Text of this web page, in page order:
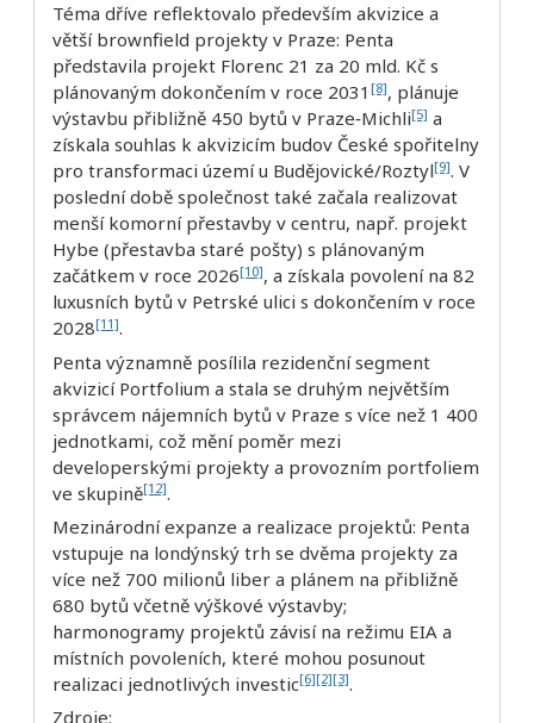
Téma dříve reflektovalo především akvizice a
větší brownfield projekty v Praze: Penta
představila projekt Florenc 21 za 20 mld. Kč s
plánovaným dokončením v roce 2031 [8], plánuje
výstavbu přibližně 450 bytů v Praze‑Michli[5] a
získala souhlas k akvizicím budov České spořitelny
pro transformaci území u Budějovické/Roztyl[9]. V
poslední době společnost také začala realizovat
menší komorní přestavby v centru, např. projekt
Hybe (přestavba staré pošty) s plánovaným
začátkem v roce 2026[10], a získala povolení na 82
luxusních bytů v Petrské ulici s dokončením v roce
2028[11].
Penta významně posílila rezidenční segment
akvizicí Portfolium a stala se druhým největším
správcem nájemních bytů v Praze s více než 1 400
jednotkami, což mění poměr mezi
developerskými projekty a provozním portfoliem
ve skupině[12].
Mezinárodní expanze a realizace projektů: Penta
vstupuje na londýnský trh se dvěma projekty za
více než 700 milionů liber a plánem na přibližně
680 bytů včetně výškové výstavby;
harmonogramy projektů závisí na režimu EIA a
místních povoleních, které mohou posunout
realizaci jednotlivých investic[6][2][3].
Zdroje: